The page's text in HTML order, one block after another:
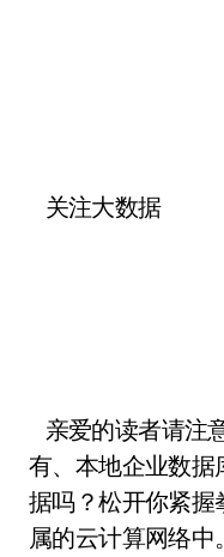
关注大数据
亲爱的读者请注
有、本地企业数
据吗？松开你紧
属的云计算网络